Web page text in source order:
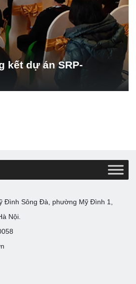
kết dự án SRP-
Đình Sông Đà, phường Mỹ Đình 1,
Nội.